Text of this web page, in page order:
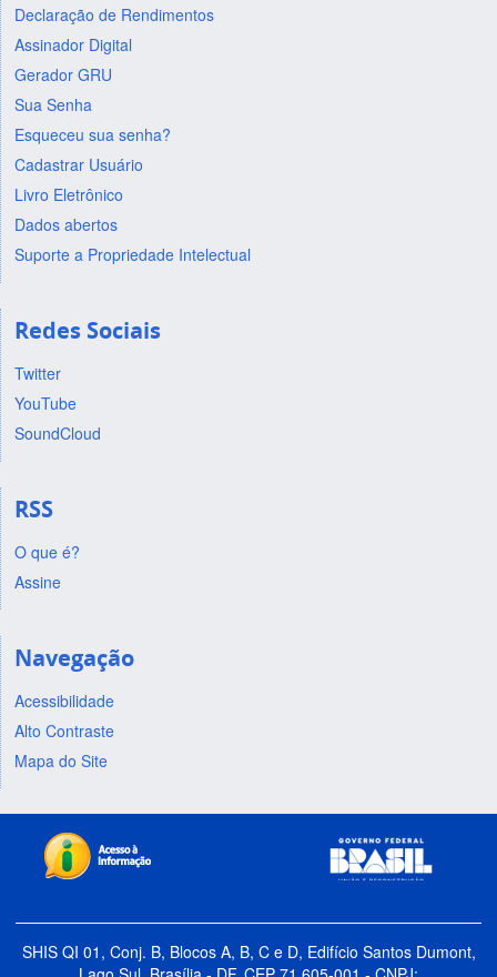
Declaração de Rendimentos
Assinador Digital
Gerador GRU
Sua Senha
Esqueceu sua senha?
Cadastrar Usuário
Livro Eletrônico
Dados abertos
Suporte a Propriedade Intelectual
Redes Sociais
Twitter
YouTube
SoundCloud
RSS
O que é?
Assine
Navegação
Acessibilidade
Alto Contraste
Mapa do Site
SHIS QI 01, Conj. B, Blocos A, B, C e D, Edifício Santos Dumont,